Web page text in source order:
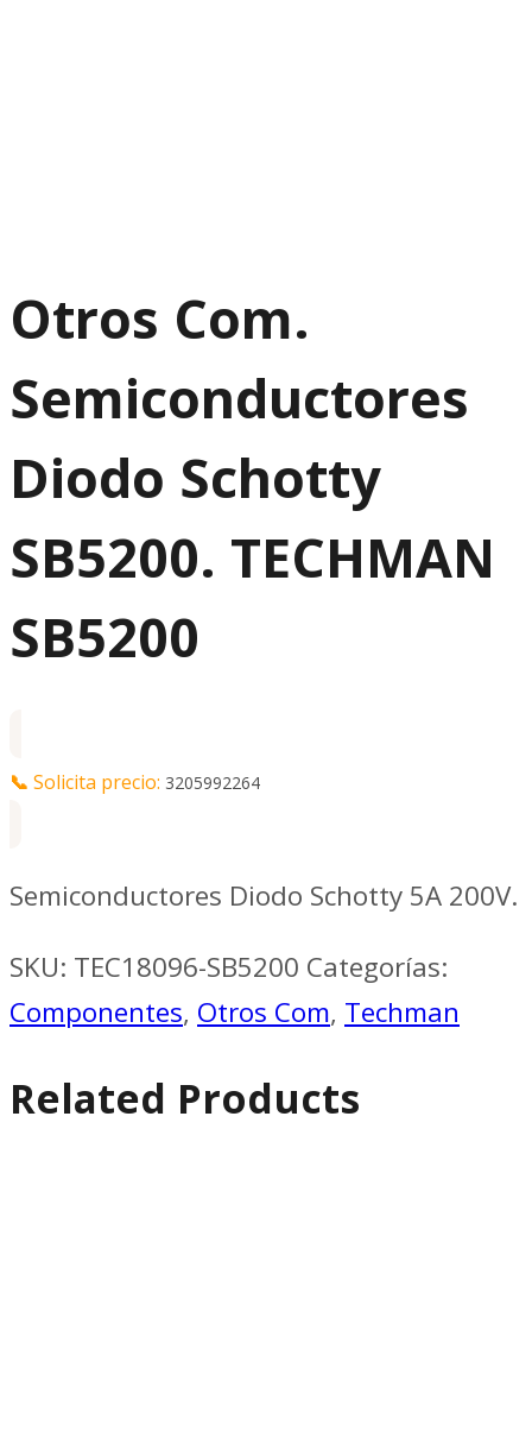
Otros Com.
Semiconductores
Diodo Schotty
SB5200. TECHMAN
SB5200
📞 Solicita precio: 3205992264
Semiconductores Diodo Schotty 5A 200V.
SKU: TEC18096-SB5200 Categorías:
Componentes, Otros Com, Techman
Related Products